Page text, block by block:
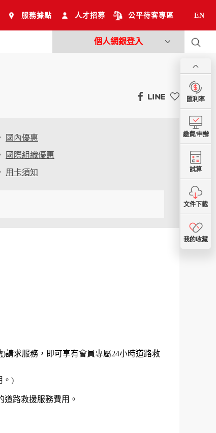
個人網銀登入
匯利率
繳費/申辦
試算
文件下載
我的收藏
服務據點 人才招募 公平待客專區 EN
國內優惠
國際組織優惠
用卡須知
)請求服務，即可享有會員專屬24小時道路救
。)
路救援服務費用。